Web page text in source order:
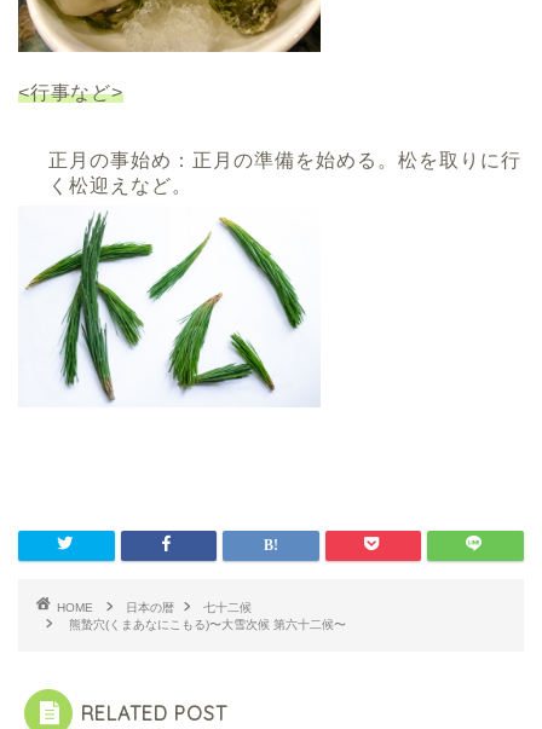
<行事など>
正月の事始め：正月の準備を始める。松を取りに行
く松迎えなど。
HOME 日本の暦
七十二候
熊蟄穴(くまあなにこもる)〜大雪次候 第六十二候〜
RELATED POST